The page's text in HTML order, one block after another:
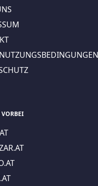
VORBEI